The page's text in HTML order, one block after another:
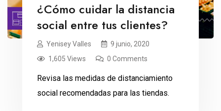
¿Cómo cuidar la distancia
social entre tus clientes?
Yenisey Valles
9 junio, 2020
1,605 Views
0 Comments
Revisa las medidas de distanciamiento
social recomendadas para las tiendas.